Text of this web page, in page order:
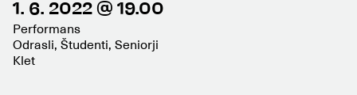
1. 6. 2022 @ 19.00
Performans
Odrasli, Študenti, Seniorji
Klet